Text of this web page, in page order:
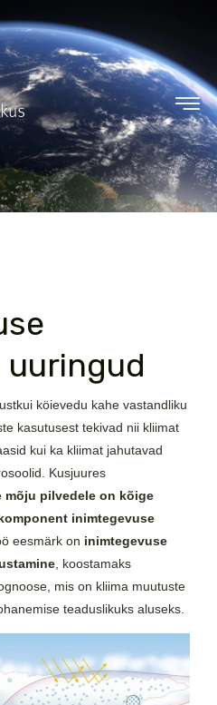
uuringud
köievedu kahe vastandliku
kasutusest tekivad nii kliimat
kui ka kliimat jahutavad
Kusjuures
mõju pilvedele on kõige
inimtegevuse
eesmärk on inimtegevuse
, koostamaks
mis on kliima muutuste
teaduslikuks aluseks.